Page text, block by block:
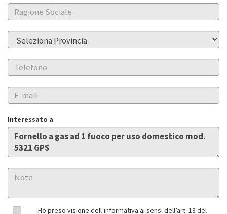
Interessato a
Ho preso visione dell’informativa ai sensi dell’art. 13 del